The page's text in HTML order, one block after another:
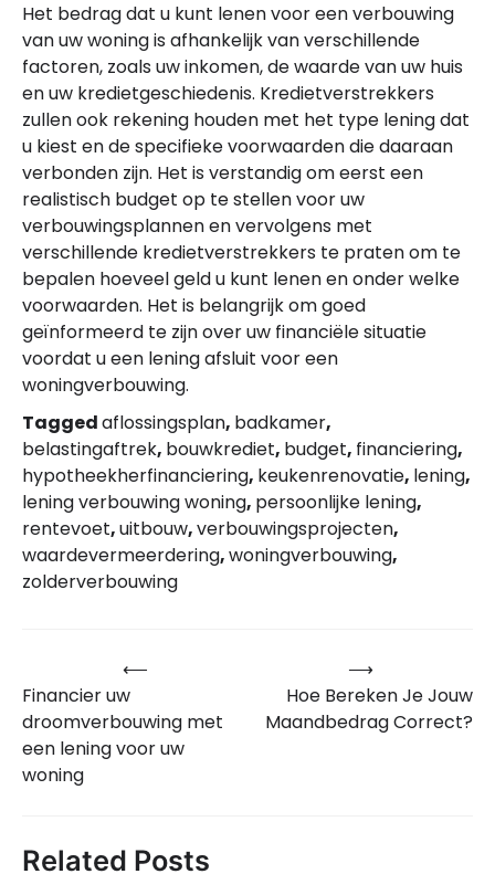
Het bedrag dat u kunt lenen voor een verbouwing
van uw woning is afhankelijk van verschillende
factoren, zoals uw inkomen, de waarde van uw huis
en uw kredietgeschiedenis. Kredietverstrekkers
zullen ook rekening houden met het type lening dat
u kiest en de specifieke voorwaarden die daaraan
verbonden zijn. Het is verstandig om eerst een
realistisch budget op te stellen voor uw
verbouwingsplannen en vervolgens met
verschillende kredietverstrekkers te praten om te
bepalen hoeveel geld u kunt lenen en onder welke
voorwaarden. Het is belangrijk om goed
geïnformeerd te zijn over uw financiële situatie
voordat u een lening afsluit voor een
woningverbouwing.
Taggedaflossingsplan, badkamer,
belastingaftrek, bouwkrediet, budget, financiering,
hypotheekherfinanciering, keukenrenovatie, lening,
lening verbouwing woning, persoonlijke lening,
rentevoet,uitbouw,verbouwingsprojecten,
waardevermeerdering,woningverbouwing,
zolderverbouwing
navigatie
⟵
Financier uw
droomverbouwing met
een lening voor uw
woning
Hoe Bereken Je Jouw
Maandbedrag Correct?
⟶
Related Posts